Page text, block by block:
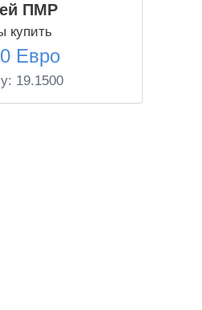
ПМР
купить
Евро
19.1500